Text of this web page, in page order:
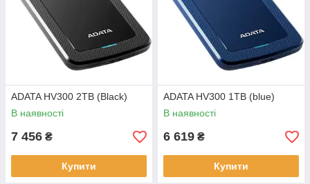
ADATA HV300 2TB (Black)
В наявності
7 456 ₴
Купити
ADATA HV300 1TB (blue)
В наявності
6 619 ₴
Купити